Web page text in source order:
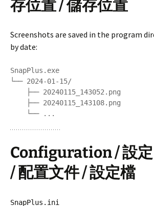
存位置 / 儲存位置
Screenshots are saved in the program
by date:
SnapPlus.exe
└── 2024-01-15/
    └── ...
Configuration / 設
/ 配置文件 / 設定檔
SnapPlus.ini